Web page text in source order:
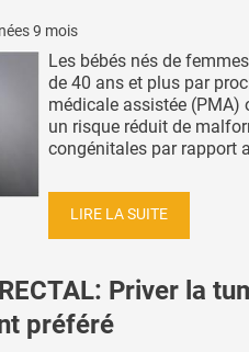
9 mois
Les bébés nés de
de 40 ans et plus par
médicale assistée (PMA)
un risque réduit de
congénitales par rapport
LIRE LA SUITE
Priver la
préféré